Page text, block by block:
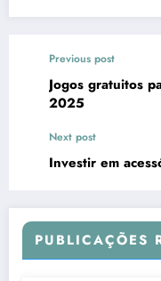
Previous post
Jogos gratuitos
2025
Next post
Investir em
PUBLICAÇÕES